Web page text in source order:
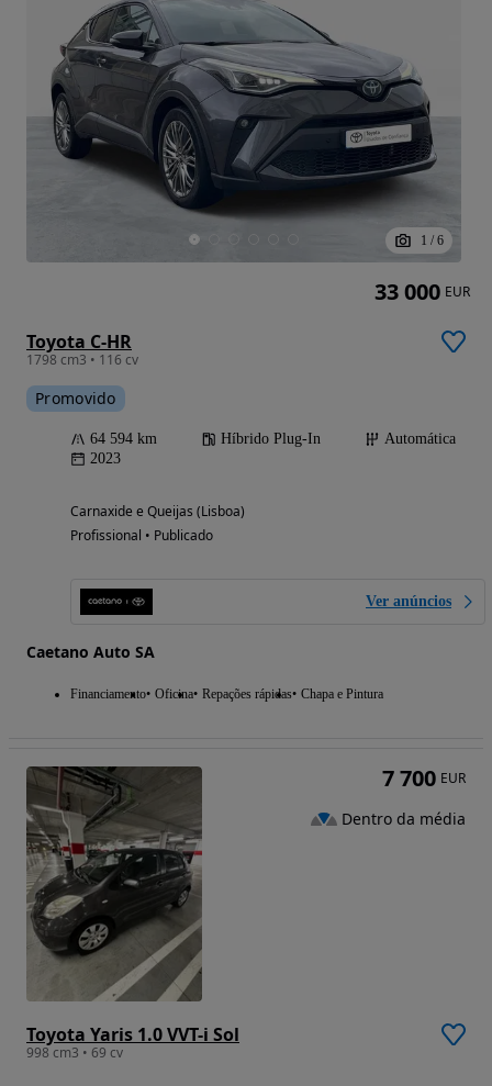
1 / 6
Toyota C-HR
1798 cm3 • 116 cv
Promovido
64 594 km Híbrido Plug-In
Automática
2023
Carnaxide e Queijas (Lisboa)
Profissional • Publicado
Ver anúncios
Caetano Auto SA
Financiamento Oficina Repações rápidas Chapa e Pintura
33 000 EUR
Toyota Yaris 1.0 VVT-i Sol
998 cm3 • 69 cv
7 700 EUR
Dentro da média